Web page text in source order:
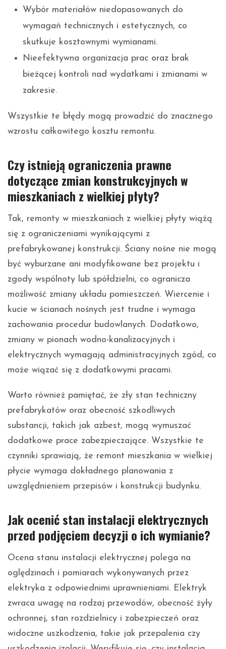
Wybór materiałów niedopasowanych do
wymagań technicznych i estetycznych, co
skutkuje kosztownymi wymianami.
Nieefektywna organizacja prac oraz brak
bieżącej kontroli nad wydatkami i zmianami w
zakresie.
Wszystkie te błędy mogą prowadzić do znacznego
wzrostu całkowitego kosztu remontu.
Czy istnieją ograniczenia prawne
dotyczące zmian konstrukcyjnych w
mieszkaniach z wielkiej płyty?
Tak, remonty w mieszkaniach z wielkiej płyty wiążą
się z ograniczeniami wynikającymi z
prefabrykowanej konstrukcji. Ściany nośne nie mogą
być wyburzane ani modyfikowane bez projektu i
zgody wspólnoty lub spółdzielni, co ogranicza
możliwość zmiany układu pomieszczeń. Wiercenie i
kucie w ścianach nośnych jest trudne i wymaga
zachowania procedur budowlanych. Dodatkowo,
zmiany w pionach wodno-kanalizacyjnych i
elektrycznych wymagają administracyjnych zgód, co
może wiązać się z dodatkowymi pracami.
Warto również pamiętać, że zły stan techniczny
prefabrykatów oraz obecność szkodliwych
substancji, takich jak azbest, mogą wymuszać
dodatkowe prace zabezpieczające. Wszystkie te
czynniki sprawiają, że remont mieszkania w wielkiej
płycie wymaga dokładnego planowania z
uwzględnieniem przepisów i konstrukcji budynku.
Jak ocenić stan instalacji elektrycznych
przed podjęciem decyzji o ich wymianie?
Ocena stanu instalacji elektrycznej polega na
oględzinach i pomiarach wykonywanych przez
elektryka z odpowiednimi uprawnieniami. Elektryk
zwraca uwagę na rodzaj przewodów, obecność żyły
ochronnej, stan rozdzielnicy i zabezpieczeń oraz
widoczne uszkodzenia, takie jak przepalenia czy